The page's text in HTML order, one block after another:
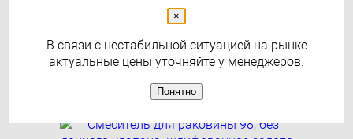
золото Aquatek AQ1210BG
Оберон
×
В связи с нестабильной ситуацией на рынке
актуальные цены уточняйте у менеджеров.
Понятно